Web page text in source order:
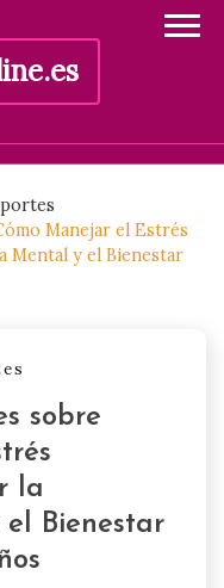
Manejar el Estrés
Mental y el Bienestar
sobre
la
Bienestar